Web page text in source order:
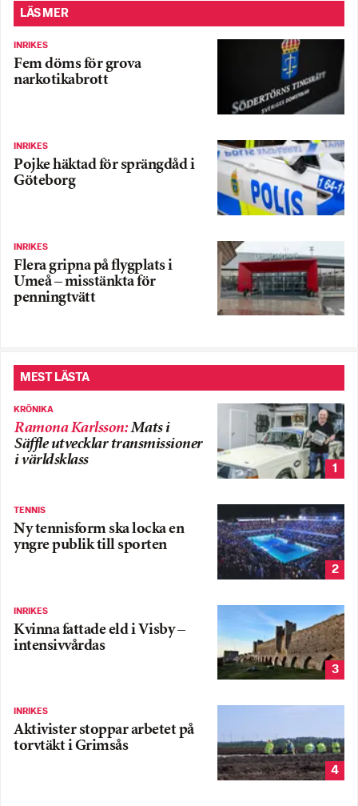
LÄS MER
INRIKES
Fem döms för grova
narkotikabrott
INRIKES
Pojke häktad för sprängdåd i
Göteborg
INRIKES
Flera gripna på flygplats i
Umeå – misstänkta för
penningtvätt
MEST LÄSTA
KRÖNIKA
Ramona Karlsson:Mats i
Säffle utvecklar transmissioner
i världsklass
1
TENNIS
Ny tennisform ska locka en
yngre publik till sporten
2
INRIKES
Kvinna fattade eld i Visby –
intensivvårdas
3
INRIKES
Aktivister stoppar arbetet på
torvtäkt i Grimsås
4